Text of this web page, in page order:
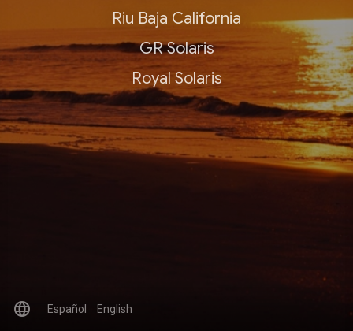
Riu Baja California
GR Solaris
Royal Solaris
language Español English